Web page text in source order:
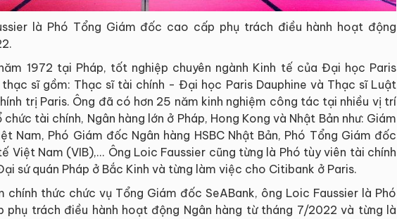
là Phó Tổng Giám đốc cao cấp phụ trách điều hành hoạt động
1972 tại Pháp, tốt nghiệp chuyên ngành Kinh tế của Đại học Paris
thạc sĩ gồm: Thạc sĩ tài chính - Đại học Paris Dauphine và Thạc sĩ Luật
trị Paris. Ông đã có hơn 25 năm kinh nghiệm công tác tại nhiều vị trí
tài chính, Ngân hàng lớn ở Pháp, Hong Kong và Nhật Bản như: Giám
Nam, Phó Giám đốc Ngân hàng HSBC Nhật Bản, Phó Tổng Giám đốc
Việt Nam (VIB),... Ông Loic Faussier cũng từng là Phó tùy viên tài chính
sứ quán Pháp ở Bắc Kinh và từng làm việc cho Citibank ở Paris.
chính thức chức vụ Tổng Giám đốc SeABank, ông Loic Faussier là Phó
trách điều hành hoạt động Ngân hàng từ tháng 7/2022 và từng là